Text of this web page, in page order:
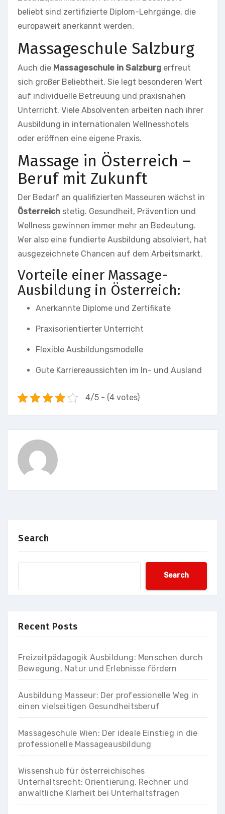
beliebt sind zertifizierte Diplom-Lehrgänge, die
europaweit anerkannt werden.
Massageschule Salzburg
Auch die Massageschule in Salzburg erfreut
sich großer Beliebtheit. Sie legt besonderen Wert
auf individuelle Betreuung und praxisnahen
Unterricht. Viele Absolventen arbeiten nach ihrer
Ausbildung in internationalen Wellnesshotels
oder eröffnen eine eigene Praxis.
Massage in Österreich –
Beruf mit Zukunft
Der Bedarf an qualifizierten Masseuren wächst in
Österreich stetig. Gesundheit, Prävention und
Wellness gewinnen immer mehr an Bedeutung.
Wer also eine fundierte Ausbildung absolviert, hat
ausgezeichnete Chancen auf dem Arbeitsmarkt.
Vorteile einer Massage-
Ausbildung in Österreich:
Anerkannte Diplome und Zertifikate
Praxisorientierter Unterricht
Flexible Ausbildungsmodelle
Gute Karriereaussichten im In- und Ausland
4/5 - (4 votes)
Search
Search
Recent Posts
Freizeitpädagogik Ausbildung: Menschen durch
Bewegung, Natur und Erlebnisse fördern
Ausbildung Masseur: Der professionelle Weg in
einen vielseitigen Gesundheitsberuf
Massageschule Wien: Der ideale Einstieg in die
professionelle Massageausbildung
Wissenshub für österreichisches
Unterhaltsrecht: Orientierung, Rechner und
anwaltliche Klarheit bei Unterhaltsfragen